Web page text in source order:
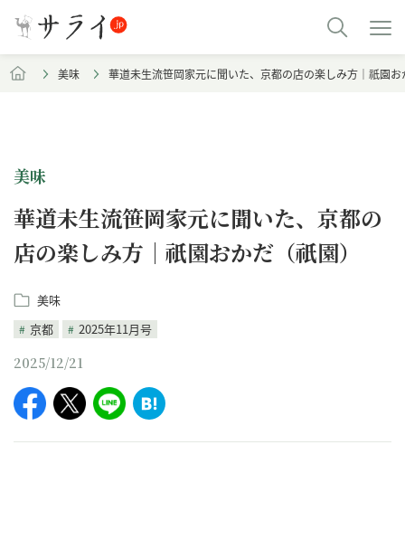
美味 華道未生流笹岡家元に聞いた、京都の店の楽しみ方｜祇園
美味
華道未生流笹岡家元に聞いた、京都の
店の楽しみ方｜祇園おかだ（祇園）
美味
京都
2025年11月号
2025/12/21